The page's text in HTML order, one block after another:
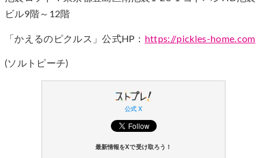
ビル9階～12階
「かえるのピクルス」公式HP： https://pickles-home.com
(ソルトピーチ)
公式 X
最新情報をXで受け取ろう！